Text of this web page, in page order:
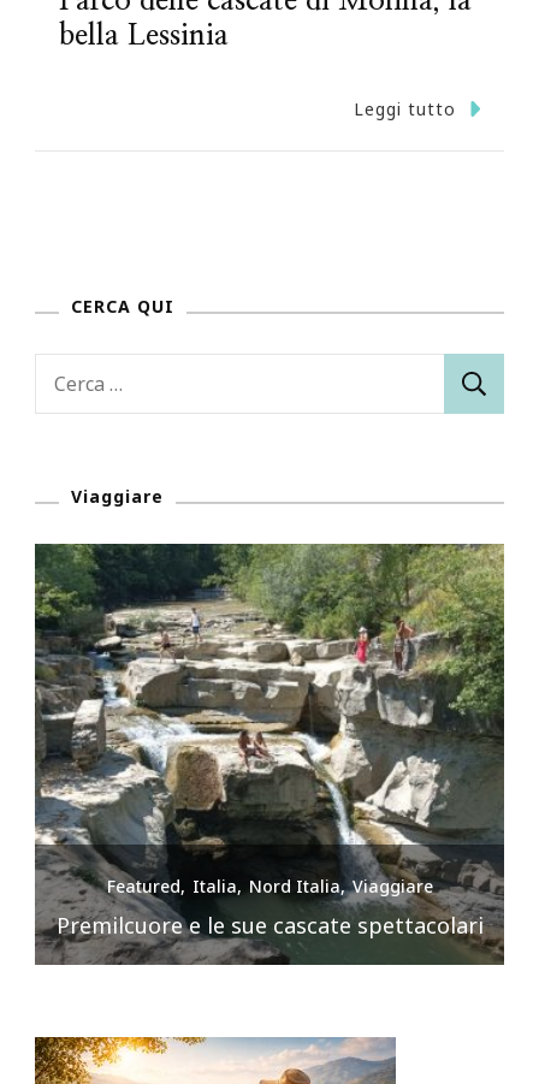
bella Lessinia
Leggi tutto
CERCA QUI
Viaggiare
Featured Italia Nord Italia Viaggiare
Premilcuore e le sue cascate spettacolari